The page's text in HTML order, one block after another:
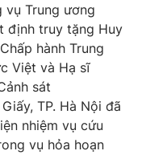
vụ Trung ương
định truy tặng Huy
hành Trung
Việt và Hạ sĩ
sát
TP. Hà Nội đã
nhiệm vụ cứu
vụ hỏa hoạn